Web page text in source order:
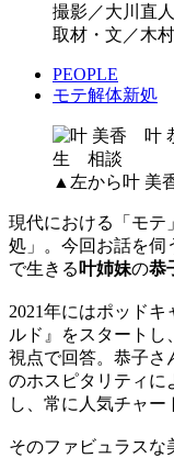
撮影／大川直
取材・文／木
PEOPLE
モテ解体新処
▲左から叶 美
現代における「モテ
処」。今回お話を伺
で生きる 叶姉妹の恭
2021年にはポッド
ルド』をスタート
視点で回答。恭子さ
のホスピタリティに
し、常に人気チャー
そのファビュラスな